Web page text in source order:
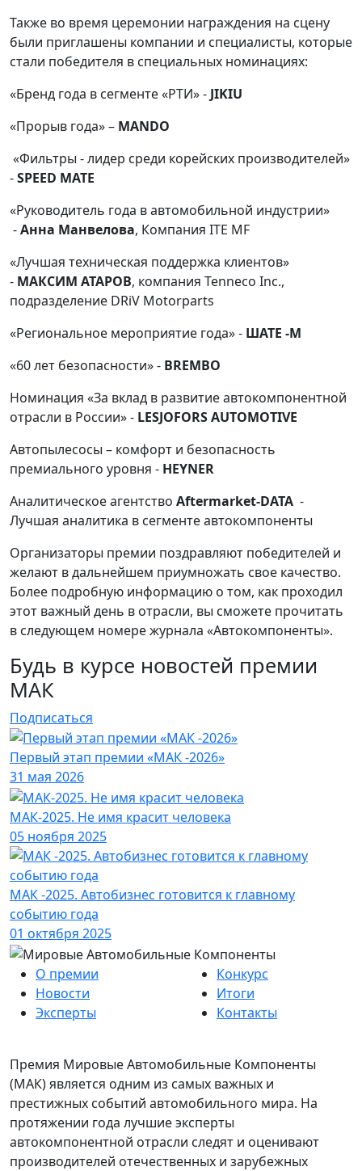
Также во время церемонии награждения на сцену
были приглашены компании и специалисты, которые
стали победителя в специальных номинациях:
«Бренд года в сегменте «РТИ» - JIKIU
«Прорыв года» – MANDO
«Фильтры - лидер среди корейских производителей»
-SPEED MATE
«Руководитель года в автомобильной индустрии»
-Анна Манвелова, Компания ITE MF
«Лучшая техническая поддержка клиентов»
- МАКСИМ АТАРОВ, компания Tenneco Inc.,
подразделение DRiV Motorparts
«Региональное мероприятие года» - ШАТЕ -М
«60 лет безопасности» - BREMBO
Номинация «За вклад в развитие автокомпонентной
отрасли в России» - LESJOFORS AUTOMOTIVE
Автопылесосы – комфорт и безопасность
премиального уровня - HEYNER
Аналитическое агентство Aftermarket-DATA -
Лучшая аналитика в сегменте автокомпоненты
Организаторы премии поздравляют победителей и
желают в дальнейшем приумножать свое качество.
Более подробную информацию о том, как проходил
этот важный день в отрасли, вы сможете прочитать
в следующем номере журнала «Автокомпоненты».
Будь в курсе новостей премии
МАК
Подписаться
Первый этап премии «МАК -2026»
31 мая 2026
МАК-2025. Не имя красит человека
05 ноября 2025
МАК -2025. Автобизнес готовится к главному
событию года
01 октября 2025
О премии
Новости
Эксперты
Конкурс
Итоги
Контакты
Премия Мировые Автомобильные Компоненты
(МАК) является одним из самых важных и
престижных событий автомобильного мира. На
протяжении года лучшие эксперты
автокомпонентной отрасли следят и оценивают
производителей отечественных и зарубежных